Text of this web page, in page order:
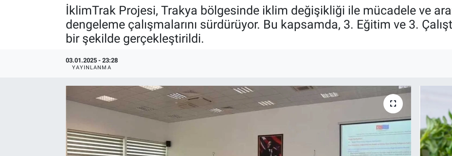
İklimTrak Projesi, Trakya bölgesinde iklim değişikliği ile mücadele ve
dengeleme çalışmalarını sürdürüyor. Bu kapsamda, 3. Eğitim ve 3.
bir şekilde gerçekleştirildi.
03.01.2025 - 23:28
YAYINLANMA